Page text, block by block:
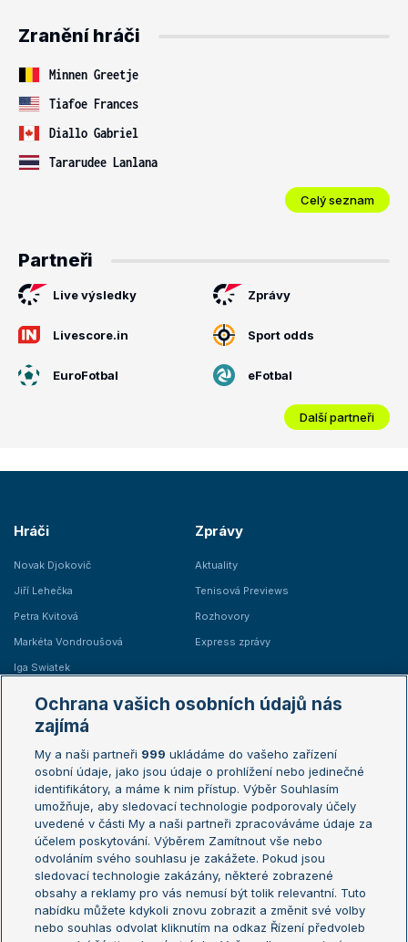
Zranění hráči
Minnen Greetje
Tiafoe Frances
Diallo Gabriel
Tararudee Lanlana
Celý seznam
Partneři
Live výsledky Zprávy
Livescore.in Sport odds
EuroFotbal eFotbal
Další partneři
Hráči
Novak Djokovič
Jiří Lehečka
Petra Kvitová
Markéta Vondroušová
Iga Swiatek
Zprávy
Aktuality
Tenisová Previews
Rozhovory
Express zprávy
Žebříčky
Žebříček ATP (muži)
Žebříček WTA (ženy)
Sázkařský žebříček
Australian Open
French Open
Wimbledon
US Open
Turnaj mistrů
Turnaj mistryň
Aktualní trendy
Ochrana vašich osobních údajů nás
zajímá
My a naši partneři 999 ukládáme do vašeho zařízení
osobní údaje, jako jsou údaje o prohlížení nebo jedinečné
identifikátory, a máme k nim přístup. Výběr Souhlasím
umožňuje, aby sledovací technologie podporovaly účely
uvedené v části My a naši partneři zpracováváme údaje za
účelem poskytování. Výběrem Zamítnout vše nebo
odvoláním svého souhlasu je zakážete. Pokud jsou
sledovací technologie zakázány, některé zobrazené
obsahy a reklamy pro vás nemusí být tolik relevantní. Tuto
nabídku můžete kdykoli znovu zobrazit a změnit své volby
nebo souhlas odvolat kliknutím na odkaz Řízení předvoleb